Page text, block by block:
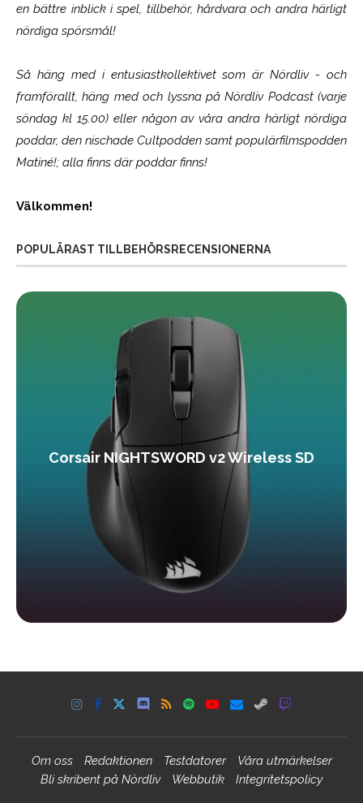
en bättre inblick i spel, tillbehör, hårdvara och andra härligt
nördiga spörsmål!
Så häng med i entusiastkollektivet som ärNördliv- och
framförallt, häng med och lyssna på Nördliv Podcast (varje
söndag kl 15.00) eller någon av våra andra härligt nördiga
poddar, den nischade Cultpodden samt populärfilmspodden
Matiné!; alla finns där poddar finns!
Välkommen!
POPULÄRAST TILLBEHÖRSRECENSIONERNA
Corsair NIGHTSWORD v2 Wireless SD
Om oss Redaktionen Testdatorer
Våra utmärkelser
Bli skribent på Nördliv
Webbutik Integritetspolicy